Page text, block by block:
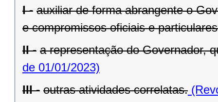
I - auxiliar de forma abrangente o
e compromissos oficiais e
II - a representação do Governador,
de 01/01/2023)
III - outras atividades correlatas.